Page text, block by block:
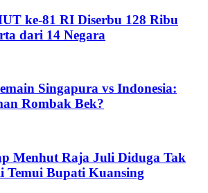
ke-81 RI Diserbu 128 Ribu
dari 14 Negara
Singapura vs Indonesia:
Rombak Bek?
Menhut Raja Juli Diduga Tak
Temui Bupati Kuansing